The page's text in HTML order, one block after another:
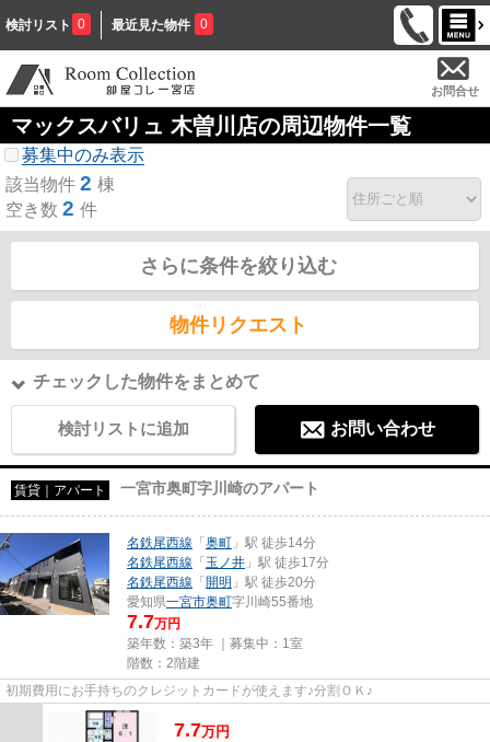
検討リスト 0 最近見た物件 0
お問合せ
マックスバリュ 木曽川店の周辺物件一覧
募集中のみ表示
該当物件 2 棟
空き数 2 件
さらに条件を絞り込む
物件リクエスト
チェックした物件をまとめて
検討リストに追加 お問い合わせ
賃貸｜アパート 一宮市奥町字川崎のアパート
名鉄尾西線 「 奥町 」駅 徒歩14分
名鉄尾西線 「 玉ノ井 」駅 徒歩17分
名鉄尾西線 「 開明 」駅 徒歩20分
愛知県一宮市奥町字川崎55番地
7.7万円
築年数：築3年 ｜募集中： 1室
階数：2階建
初期費用にお手持ちのクレジットカードが使えます♪分割ＯＫ♪
7.7万円